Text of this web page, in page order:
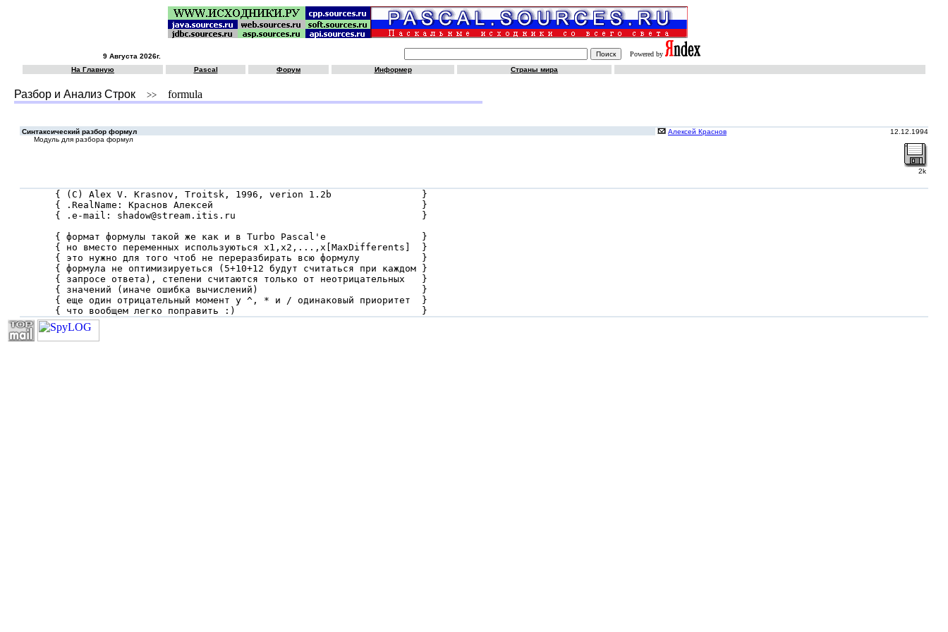
9 Августа 2026г.
Powered by
На Главную
Pascal Форум Информер Страны мира
Разбор и Анализ Строк >> formula
Синтаксический разбор формул Алексей Краснов
12.12.1994
Модуль для разбора формул
2k
{ (C) Alex V. Krasnov, Troitsk, 1996, verion 1.2b                }
{ .RealName: Краснов Алексей                                     }
{ .e-mail: shadow@stream.itis.ru                                 }
{ формат формулы такой же как и в Turbo Pascal'e                 }
{ но вместо переменных используються x1,x2,...,x[MaxDifferents]  }
{ это нужно для того чтоб не переразбирать всю формулу           }
{ формула не оптимизируеться (5+10+12 будут считаться при каждом }
{ запросе ответа), степени считаются только от неотрицательных   }
{ значений (иначе ошибка вычислений)                             }
{ еще один отрицательный момент у ^, * и / одинаковый приоритет  }
{ что вообщем легко поправить :)                                 }